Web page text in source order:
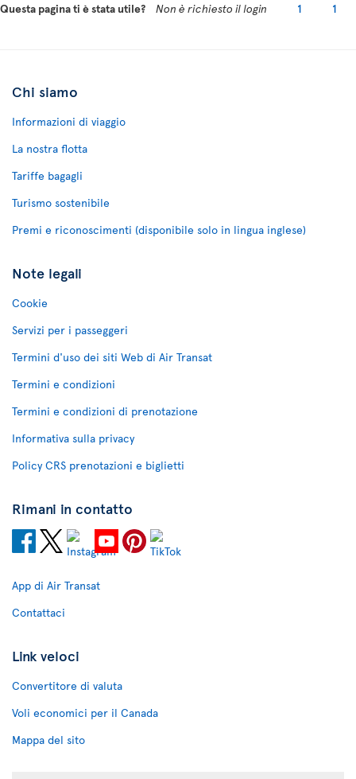
Questa pagina ti è stata utile? Non è richiesto il login 1 1
Chi siamo
Informazioni di viaggio
La nostra flotta
Tariffe bagagli
Turismo sostenibile
Premi e riconoscimenti (disponibile solo in lingua inglese)
Note legali
Cookie
Servizi per i passeggeri
Termini d'uso dei siti Web di Air Transat
Termini e condizioni
Termini e condizioni di prenotazione
Informativa sulla privacy
Policy CRS prenotazioni e biglietti
Rimani in contatto
App di Air Transat
Contattaci
Link veloci
Convertitore di valuta
Voli economici per il Canada
Mappa del sito